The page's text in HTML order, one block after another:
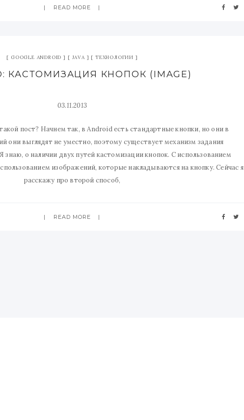
READ MORE
GOOGLE ANDROID JAVA ТЕХНОЛОГИИ
КАСТОМИЗАЦИЯ КНОПОК (IMAGE)
03.11.2013
пост? Начнем так, в Android есть стандартные кнопки, но они в
они выглядят не уместно, поэтому существует механизм задания
знаю, о наличии двух путей кастомизации кнопок. С использованием
изображений, которые накладываются на кнопку. Сейчас я
расскажу про второй способ,
READ MORE